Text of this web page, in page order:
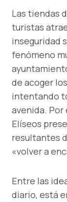
Las tiendas
turistas
inseguridad
fenómeno
de acoger
intentando
avenida.
Elíseos
resultantes
«volver a
Entre las
diario, está